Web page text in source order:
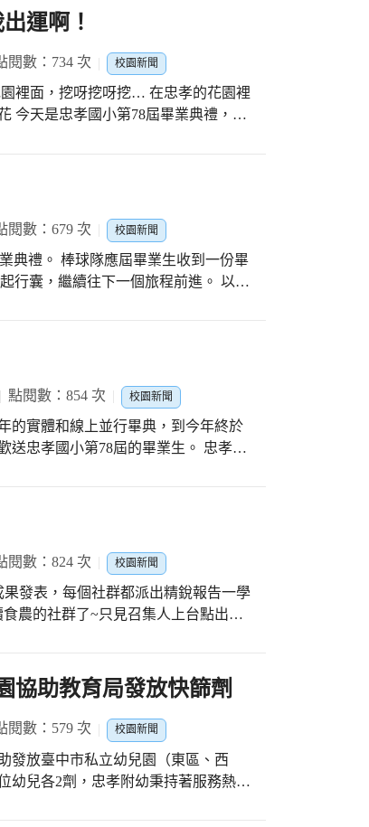
加上割稻是很辛苦的一件事，農家就
稻飯，用現在的話來說，就是「台式
養豬的殺豬，就是把最好的東西端出
坐在田裡用大碗公吃飯。 今天忠孝國
筍乾焢肉、蒜炒油菜、當令冬瓜湯，
典，果真令人意足又心滿 #忠孝國小
運啊！
閱數：734 次 校園新聞
裡面，挖呀挖呀挖… 在忠孝的花園裡
除
、洗手歌，最後唱出學長姐最喜歡
對學長、學姊的祝福，不只用說的，
聲連連，感動滿懷，也樂開懷！ #
、林彥辰、林品宏、陳冠瑋 #感謝
版，還有同步影音) #幕後影音版在此
畢典
閱數：679 次 校園新聞
典禮。 棒球隊應屆畢業生收到一份畢
行囊，繼續往下一個旅程前進。 以蝸
畢典
點閱數：854 次 校園新聞
的實體和線上並行畢典，到今年終於
送忠孝國小第78屆的畢業生。 忠孝堂
場中耀眼的還有穿著藍色服裝、繫著
失禮的請家長移駕到三樓觀禮區。
，讓忠孝第78屆畢典十分璀璨。 #
閱數：824 次 校園新聞
發表，每個社群都派出精銳報告一學
農的社群了~只見召集人上台點出檔
入或上傳想要我們想講的內容，這樣
文)。 發表結束後，很多老師也湧上
的忠孝團隊老師，讓我們大開眼界，
協助教育局發放快篩劑
閱數：579 次 校園新聞
發放臺中市私立幼兒園（東區、西
幼兒各2劑，忠孝附幼秉持著服務熱